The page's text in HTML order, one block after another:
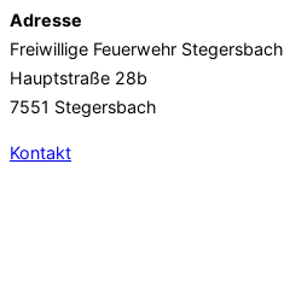
Adresse
Freiwillige Feuerwehr Stegersbach
Hauptstraße 28b
7551 Stegersbach
Kontakt